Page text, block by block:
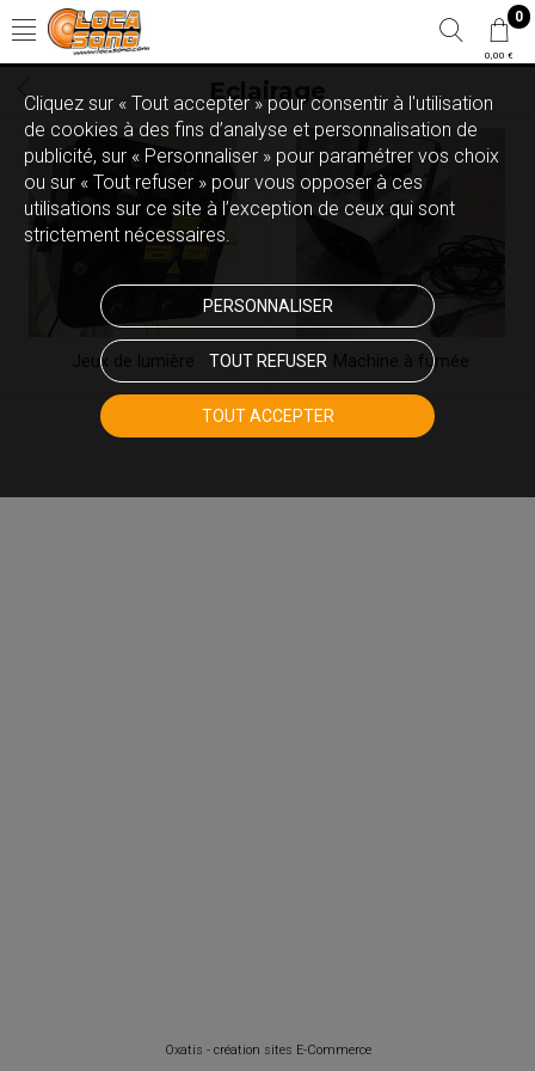
0
0,00 €
Eclairage
Jeux de lumière Machine à fumée
Cliquez sur « Tout accepter » pour consentir à l'utilisation
de cookies à des fins d’analyse et personnalisation de
publicité, sur « Personnaliser » pour paramétrer vos choix
ou sur « Tout refuser » pour vous opposer à ces
utilisations sur ce site à l’exception de ceux qui sont
strictement nécessaires.
PERSONNALISER
TOUT REFUSER
TOUT ACCEPTER
Oxatis - création sites E-Commerce